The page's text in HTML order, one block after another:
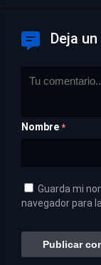
Deja
Nombre *
Guarda mi
navegador para